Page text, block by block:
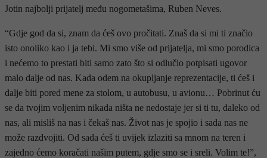
Jotin najbolji prijatelj među nogometašima, Ruben Neves.
“Gdje god da si, znam da ćeš ovo pročitati. Znaš da si mi ti značio
isto onoliko kao i ja tebi. Mi smo više od prijatelja, mi smo porodica
i nećemo to prestati biti samo zato što si odlučio potpisati ugovor
malo dalje od nas. Kada odem na okupljanje reprezentacije, ti ćeš i
dalje biti pored mene za stolom, u autobusu, u avionu… Pobrinut ću
se da tvojim voljenim nikada ništa ne nedostaje jer si ti tu, daleko od
nas, ali misliš na nas i čekaš nas. Život nas je spojio i sada nas ne
može razdvojiti. Od sada ćeš ti uvijek izlaziti sa mnom na teren i
zajedno ćemo koračati našim putem, gdje smo se i sreli. Volim te!”,